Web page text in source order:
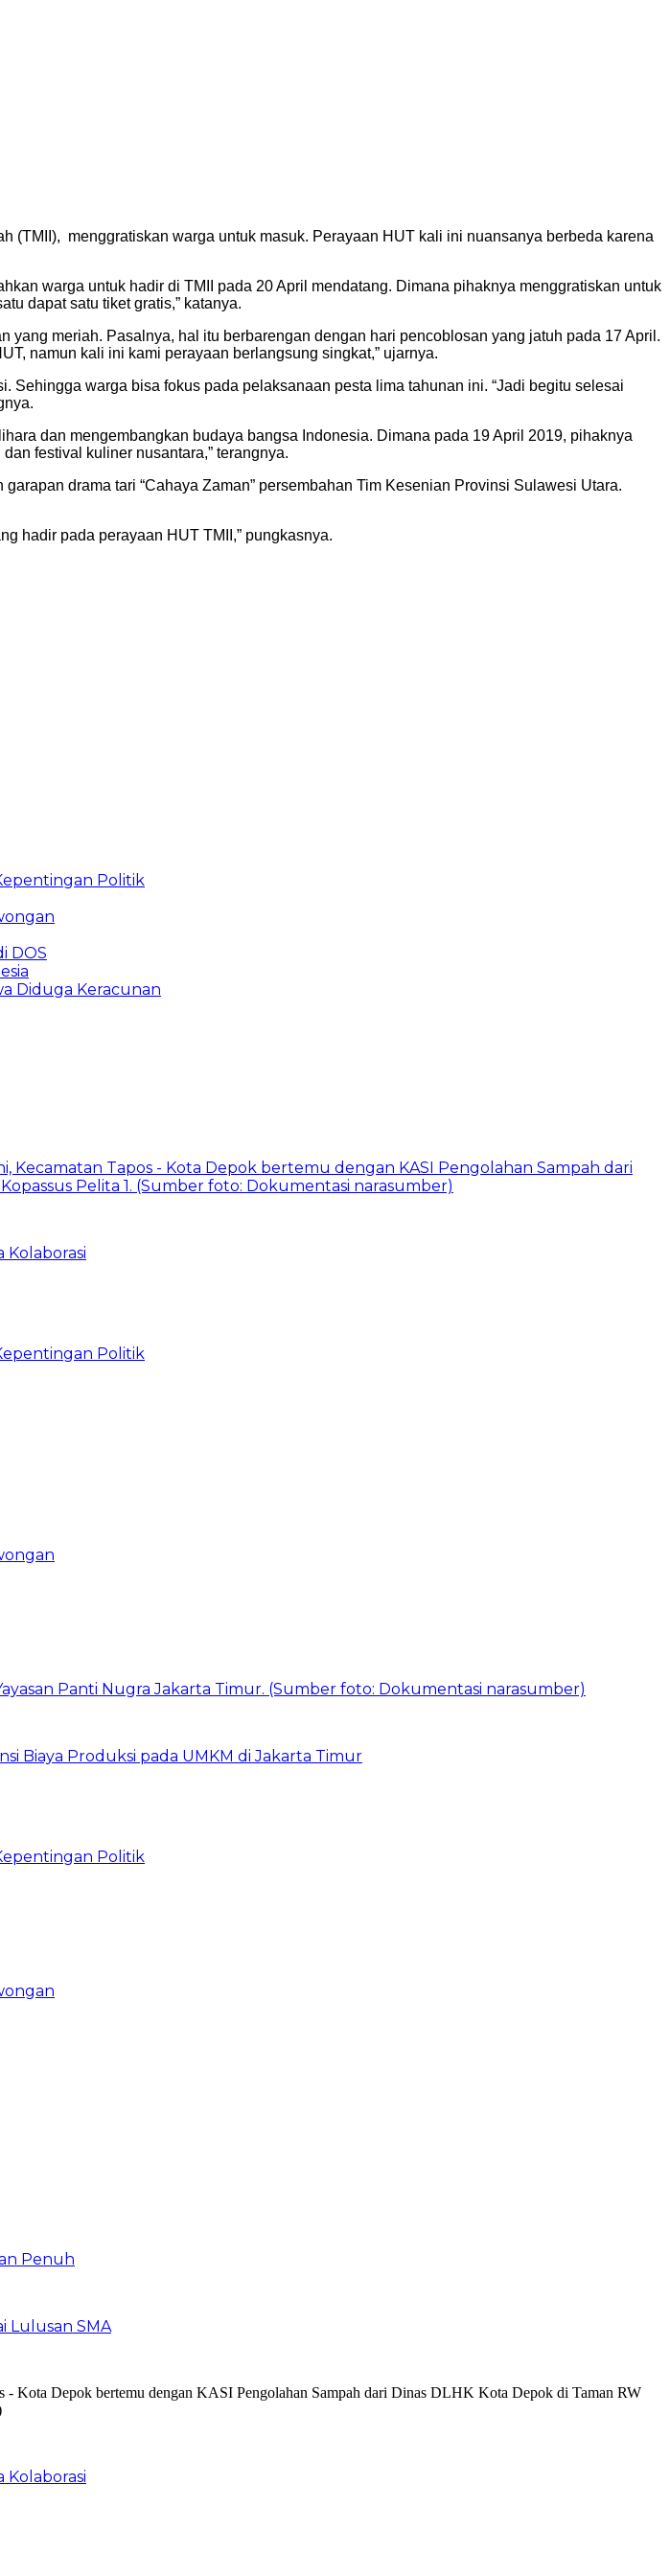
(TMII), menggratiskan warga untuk masuk. Perayaan HUT kali ini nuansanya berbeda karena
warga untuk hadir di TMII pada 20 April mendatang. Dimana pihaknya menggratiskan untuk
dapat satu tiket gratis,” katanya.
meriah. Pasalnya, hal itu berbarengan dengan hari pencoblosan yang jatuh pada 17 April.
namun kali ini kami perayaan berlangsung singkat,” ujarnya.
warga bisa fokus pada pelaksanaan pesta lima tahunan ini. “Jadi begitu selesai
dan mengembangkan budaya bangsa Indonesia. Dimana pada 19 April 2019, pihaknya
festival kuliner nusantara,” terangnya.
drama tari “Cahaya Zaman” persembahan Tim Kesenian Provinsi Sulawesi Utara.
hadir pada perayaan HUT TMII,” pungkasnya.
Politik
DOS
Diduga Keracunan
Kolaborasi
Politik
Biaya Produksi pada UMKM di Jakarta Timur
Politik
Penuh
Lulusan SMA
Kolaborasi